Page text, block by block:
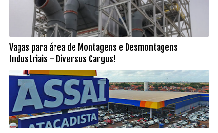
Vagas para área de Montagens e Desmontagens
Industriais - Diversos Cargos!